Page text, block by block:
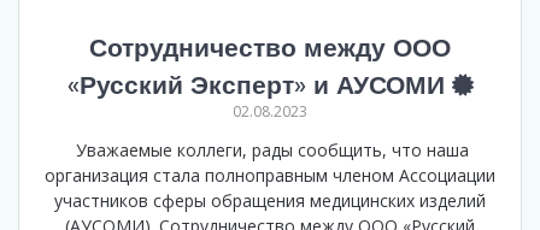
Сотрудничество между ООО
«Русский Эксперт» и АУСОМИ
02.08.2023
Уважаемые коллеги, рады сообщить, что наша
организация стала полноправным членом Ассоциации
участников сферы обращения медицинских изделий